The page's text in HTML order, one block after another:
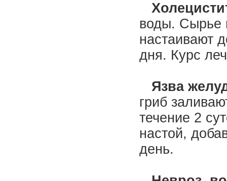
воды. Сырье
настаивают
дня. Курс
Язва
гриб
течение 2
настой,
день.